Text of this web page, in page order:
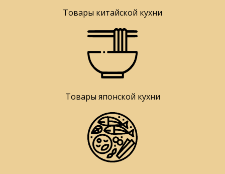
Товары китайской кухни
Товары японской кухни